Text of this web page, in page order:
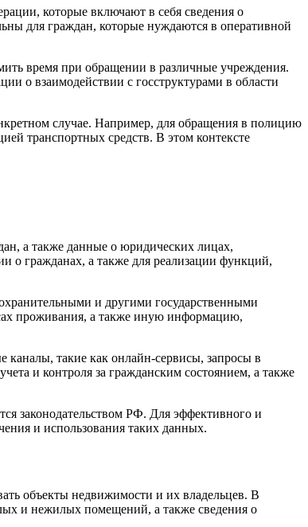
которые включают в себя сведения о
для граждан, которые нуждаются в оперативной
время при обращении в различные учреждения.
о взаимодействии с госструктурами в области
случае. Например, для обращения в полицию
транспортных средств. В этом контексте
а также данные о юридических лицах,
о гражданах, а также для реализации функций,
и другими государственными
проживания, а также иную информацию,
такие как онлайн-сервисы, запросы в
и контроля за гражданским состоянием, а также
законодательством РФ. Для эффективного и
и использования таких данных.
объекты недвижимости и их владельцев. В
и нежилых помещений, а также сведения о